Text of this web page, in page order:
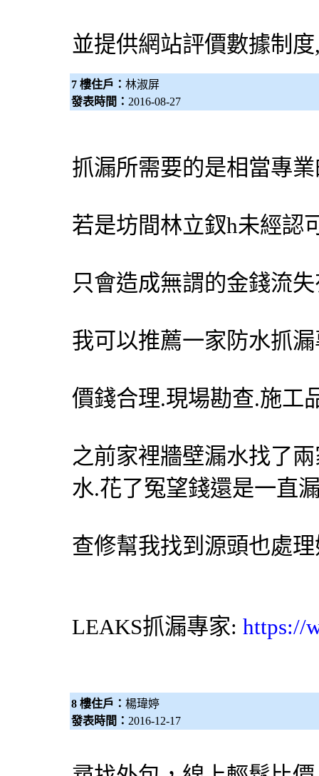
並提供網站評價數據制
7 樓住戶： 林淑屏
發表時間： 2016-08-27
抓漏所需要的是相當專
若是坊間林立釵h未經認
只會造成無謂的金錢流
我可以推薦一家防水抓
價錢合理.現場勘查.施工
之前家裡牆壁漏水找了
水.花了冤望錢還是一直
查修幫我找到源頭也處
LEAKS抓漏專家: https://
8 樓住戶： 楊瑋婷
發表時間： 2016-12-17